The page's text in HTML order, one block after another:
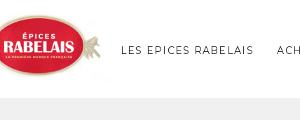
LES EPICES RABELAIS